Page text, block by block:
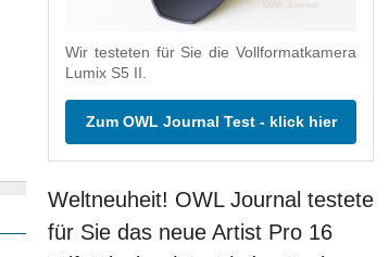
Wir testeten für Sie die Vollformatkamera
Lumix S5 II.
Zum OWL Journal Test - klick hier
Weltneuheit! OWL Journal testete
für Sie das neue Artist Pro 16